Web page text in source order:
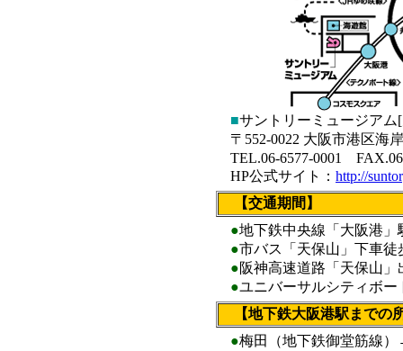
■サントリーミュージアム
〒552-0022 大阪市港区海
TEL.06-6577-0001
HP公式サイト： http://
【交通期間】
●地下鉄中央線「大阪港」
●市バス「天保山」下車徒
●阪神高速道路「天保山
●ユニバーサルシティボー
【地下鉄大阪港駅までの
●梅田（地下鉄御堂筋線